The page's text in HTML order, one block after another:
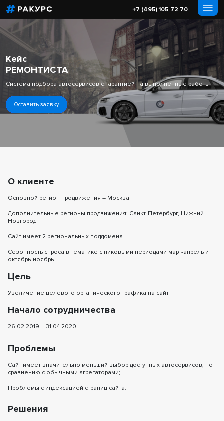
+7 (495) 105 72 70
Кейс
РЕМОНТИСТА
Система подбора автосервисов с гарантией на выполненные работы
Оставить заявку
О клиенте
Основной регион продвижения – Москва
Дополнительные регионы продвижения: Санкт-Петербург, Нижний
Новгород
Сайт имеет 2 региональных поддомена
Сезонность спроса в тематике с пиковыми периодами март-апрель и
октябрь-ноябрь.
Цель
Увеличение целевого органического трафика на сайт
Начало сотрудничества
26.02.2019 – 31.04.2020
Проблемы
Сайт имеет значительно меньший выбор доступных автосервисов, по
сравнению с обычными агрегаторами;
Проблемы с индексацией страниц сайта.
Решения